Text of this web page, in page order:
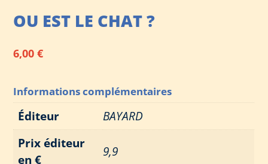
OU EST LE CHAT ?
6,00€
Informations complémentaires
Éditeur
BAYARD
Prix éditeur
en €
9,9